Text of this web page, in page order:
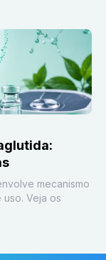
mecanismo
Veja os